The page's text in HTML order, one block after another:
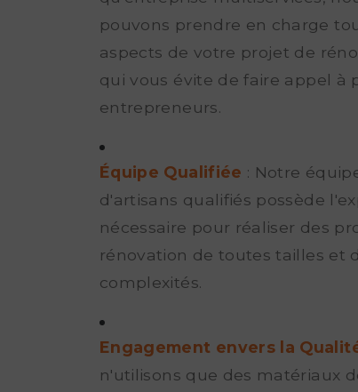
pouvons prendre en charge
aspects de votre projet de
qui vous évite de faire appel à
entrepreneurs.
Équipe Qualifiée : Notre
d'artisans qualifiés possède
nécessaire pour réaliser des
rénovation de toutes tailles et
complexités.
Engagement envers la
n'utilisons que des matériaux